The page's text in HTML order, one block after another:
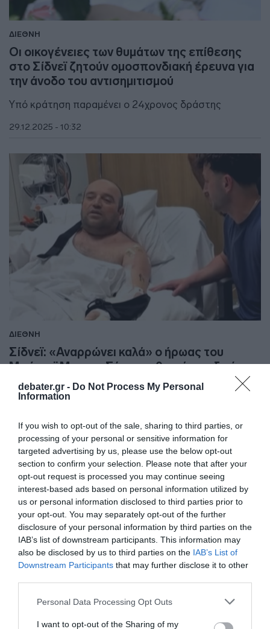
debater.gr - Do Not Process My Personal
Information
If you wish to opt-out of the sale, sharing to third parties, or
processing of your personal or sensitive information for
targeted advertising by us, please use the below opt-out
section to confirm your selection. Please note that after your
opt-out request is processed you may continue seeing
interest-based ads based on personal information utilized by
us or personal information disclosed to third parties prior to
your opt-out. You may separately opt-out of the further
disclosure of your personal information by third parties on the
IAB’s list of downstream participants. This information may
also be disclosed by us to third parties on the IAB’s List of
Downstream Participants that may further disclose it to other
Please note that this website/app uses one or more Google
not limited to your visit or usage behaviour. You may click to
Personal Data Processing Opt Outs
I want to opt-out of the Sharing of my
ΔΙΕΘΝΗ
Οι οικογένειες των θυμάτων της επίθεσης
στο Σίδνεϊ ζητούν ομοσπονδιακή έρευνα για
την άνοδο του αντισημιτισμού
Υπό κράτηση παραμένει ο 24χρονος δράστης
29.12.2025 - 10:32
ΔΙΕΘΝΗ
Σίδνεϊ: «Αναρρώνει καλά» ο ήρωας του
Μπόνταϊ Μπιτς – Σύντομα θα πάρει εξιτήριο
Τι λένε οι γιατροί που τον παρακολουθούν
ΔΙΕΘΝΗ